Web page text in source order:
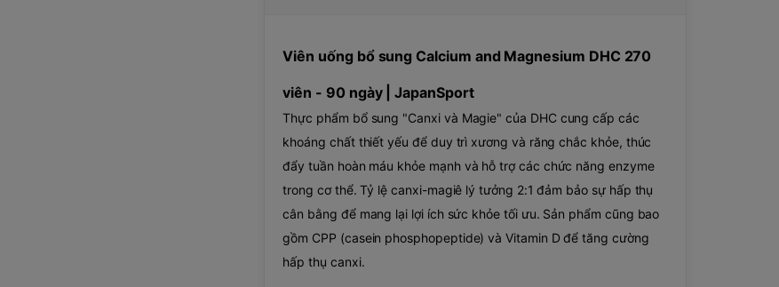
Viên uống bổ sung Calcium and Magnesium DHC 270
viên - 90 ngày | JapanSport
Thực phẩm bổ sung "Canxi và Magie" của DHC cung cấp các
khoáng chất thiết yếu để duy trì xương và răng chắc khỏe, thúc
đẩy tuần hoàn máu khỏe mạnh và hỗ trợ các chức năng enzyme
trong cơ thể. Tỷ lệ canxi-magiê lý tưởng 2:1 đảm bảo sự hấp thụ
cân bằng để mang lại lợi ích sức khỏe tối ưu. Sản phẩm cũng bao
gồm CPP (casein phosphopeptide) và Vitamin D để tăng cường
hấp thụ canxi.